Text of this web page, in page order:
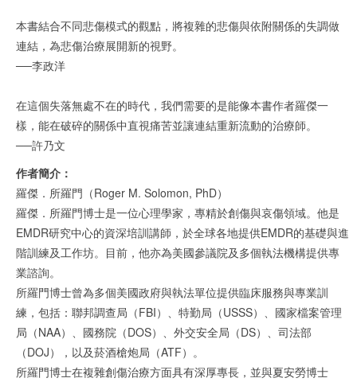
本書結合不同悲傷模式的觀點，將複雜的悲傷與依附關係的失調做
連結，為悲傷治療展開新的視野。
──李政洋
在這個失落無處不在的時代，我們需要的是能像本書作者羅傑一
樣，能在破碎的關係中直視痛苦並讓連結重新流動的治療師。
──許乃文
作者簡介：
羅傑．所羅門（Roger M. Solomon, PhD）
羅傑．所羅門博士是一位心理學家，專精於創傷與哀傷領域。他是
EMDR研究中心的資深培訓講師，於全球各地提供EMDR的基礎與進
階訓練及工作坊。目前，他亦為美國參議院及多個執法機構提供專
業諮詢。
所羅門博士曾為多個美國政府與執法單位提供臨床服務與專業訓
練，包括：聯邦調查局（FBI）、特勤局（USSS）、國家檔案管理
局（NAA）、國務院（DOS）、外交安全局（DS）、司法部
（DOJ），以及菸酒槍炮局（ATF）。
所羅門博士在複雜創傷治療方面具有深厚專長，並與夏安勞博士